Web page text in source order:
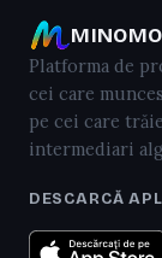
MINOMO
Platforma de
cei care
pe cei care
intermediari
DESCARCĂ